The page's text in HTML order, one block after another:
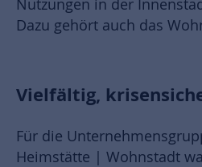
Nutzungen in der
Dazu gehört auch das
Vielfältig,
Für die
Heimstätte | Wohnstadt